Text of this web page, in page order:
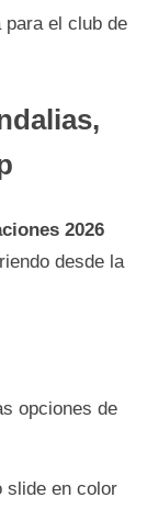
el club de
2026
desde la
opciones de
slide en color